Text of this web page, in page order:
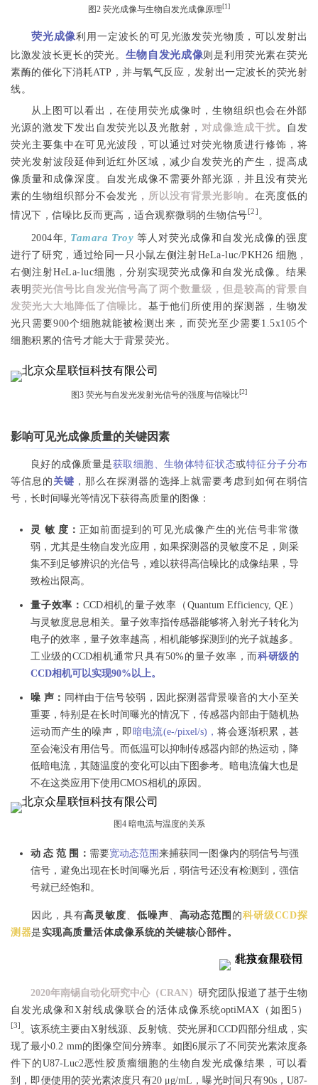
图2 荧光成像与生物自发光成像原理[1]
荧光成像利用一定波长的可见光激发荧光物质，可以发射出
比激发波长更长的荧光。 生物自发光成像则是利用荧光素在荧光
素酶的催化下消耗ATP，并与氧气反应，发射出一定波长的荧光射
线。
从上图可以看出，在使用荧光成像时，生物组织也会在外部
光源的激发下发出自发荧光以及光散射， 对成像造成干扰。
自发
荧光主要集中在可见光波段，可以通过对荧光物质进行修饰，将
荧光发射波段延伸到近红外区域，减少自发荧光的产生，提高成
像质量和成像深度。自发光成像不需要外部光源，并且没有荧光
素的生物组织部分不会发光， 所以没有背景光影响 。 在亮度低的
情况下，信噪比反而更高，适合观察微弱的生物信号[2] 。
2004年, Tamara Troy等人对荧光成像和自发光成像的强度
进行了研究，通过给同一只小鼠左侧注射HeLa-luc/PKH26 细胞，
右侧注射HeLa-luc细胞，分别实现荧光成像和自发光成像。结果
表明 荧光信号比自发光信号高了两个数量级，但是较高的背景自
发荧光大大地降低了信噪比。基于他们所使用的探测器，生物发
光只需要900个细胞就能被检测出来，而荧光至少需要1.5x105个
细胞积累的信号才能大于背景荧光。
图3 荧光与自发光发射光信号的强度与信噪比[2]
影响可见光成像质量的关键因素
良好的成像质量是获取细胞、生物体特征状态或特征分子分布
等信息的 关键 ， 那么在探测器的选择上就需要考虑到如何在弱信
号，长时间曝光等情况下获得高质量的图像：
灵 敏 度： 正如前面提到的可见光成像产生的光信号非常微
弱，尤其是生物自发光应用，如果探测器的灵敏度不足，则采
集不到足够辨识的光信号，难以获得高信噪比的成像结果，导
致检出限高。
量子效率： CCD相机的量子效率（Quantum Efficiency, QE）
与灵敏度息息相关。量子效率指传感器能够将入射光子转化为
电子的效率，量子效率越高，相机能够探测到的光子就越多。
工业级的CCD相机通常只具有50%的量子效率，而 科研级的
CCD相机可以实现90%以上。
噪 声： 同样由于信号较弱，因此探测器背景噪音的大小至关
重要，特别是在长时间曝光的情况下，传感器内部由于随机热
运动而产生的噪声，即 暗电流(e-/pixel/s)，将会逐渐积累，甚
至会淹没有用信号。而低温可以抑制传感器内部的热运动，降
低暗电流，其随温度的变化可以由下图参考。暗电流偏大也是
不在这类应用下使用CMOS相机的原因。
图4 暗电流与温度的关系
动 态 范 围： 需要宽动态范围来捕获同一图像内的弱信号与强
信号，避免出现在长时间曝光后，弱信号还没有检测到，强信
号就已经饱和。
因此，具有高灵敏度 低噪声 高动态范围 的科研级CCD探
测器是实现高质量活体成像系统的关键核心部件。
2020年南锡自动化研究中心（CRAN） 研究团队报道了基于生物
自发光成像和X射线成像联合的活体成像系统optiMAX（如图5）
[3] 。该系统主要由X射线源、反射镜、荧光屏和CCD四部分组成，实
现了最小0.2 mm的图像空间分辨率。如图6展示了不同荧光素浓度条
件下的U87-Luc2恶性胶质瘤细胞的生物自发光成像结果，可以看
到，即便使用的荧光素浓度只有20 μg/mL，曝光时间只有90s，U87-